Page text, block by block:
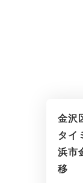
金沢
タイ
浜市
移